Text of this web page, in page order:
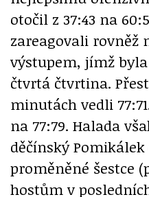
otočil z 37:43 na
zareagovali rovněž
výstupem, jímž
čtvrtá čtvrtina.
minutách vedli
na 77:79. Halada
děčínský
proměněné šestce
hostům v